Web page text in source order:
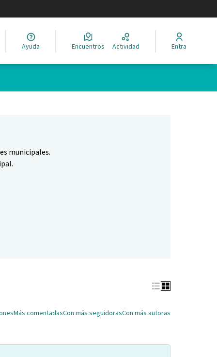
el idioma
Ayuda Encuentros Actividad Entra
municipales.
Más comentadasCon más seguidorasCon más autoras